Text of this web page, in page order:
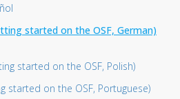
started on the OSF, German)
started on the OSF, Polish)
started on the OSF, Portuguese)